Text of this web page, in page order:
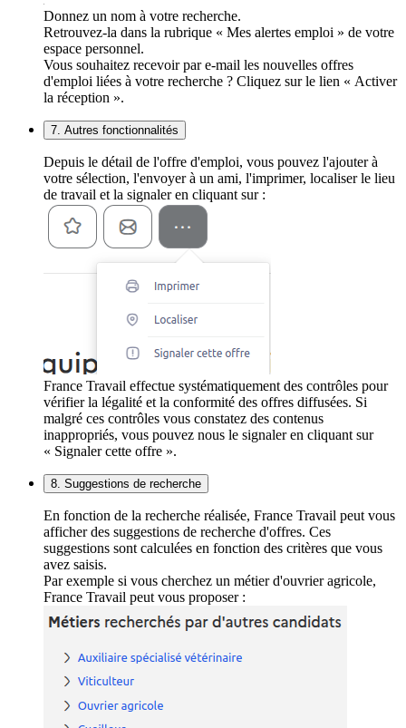
Donnez un nom à votre recherche.
Retrouvez-la dans la rubrique « Mes alertes emploi » de votre
espace personnel.
Vous souhaitez recevoir par e-mail les nouvelles offres
d'emploi liées à votre recherche ? Cliquez sur le lien « Activer
la réception ».
7. Autres fonctionnalités
Depuis le détail de l'offre d'emploi, vous pouvez l'ajouter à
votre sélection, l'envoyer à un ami, l'imprimer, localiser le lieu
de travail et la signaler en cliquant sur :
France Travail effectue systématiquement des contrôles pour
vérifier la légalité et la conformité des offres diffusées. Si
malgré ces contrôles vous constatez des contenus
inappropriés, vous pouvez nous le signaler en cliquant sur
« Signaler cette offre ».
8. Suggestions de recherche
En fonction de la recherche réalisée, France Travail peut vous
afficher des suggestions de recherche d'offres. Ces
suggestions sont calculées en fonction des critères que vous
avez saisis.
Par exemple si vous cherchez un métier d'ouvrier agricole,
France Travail peut vous proposer :